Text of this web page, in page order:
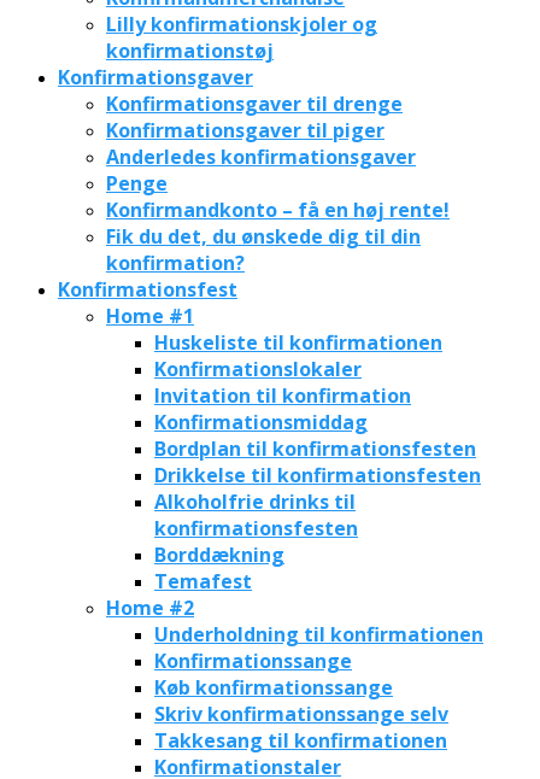
Lilly konfirmationskjoler og
konfirmationstøj
Konfirmationsgaver
Konfirmationsgaver til drenge
Konfirmationsgaver til piger
Anderledes konfirmationsgaver
Penge
Konfirmandkonto – få en høj rente!
Fik du det, du ønskede dig til din
konfirmation?
Konfirmationsfest
Home #1
Huskeliste til konfirmationen
Konfirmationslokaler
Invitation til konfirmation
Konfirmationsmiddag
Bordplan til konfirmationsfesten
Drikkelse til konfirmationsfesten
Alkoholfrie drinks til
konfirmationsfesten
Borddækning
Temafest
Home #2
Underholdning til konfirmationen
Konfirmationssange
Køb konfirmationssange
Skriv konfirmationssange selv
Takkesang til konfirmationen
Konfirmationstaler